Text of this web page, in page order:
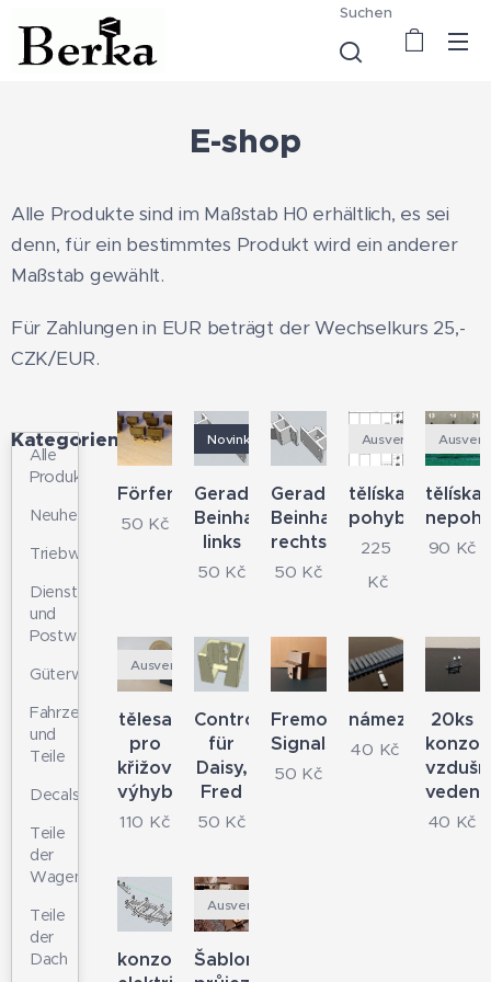
Suchen
E-shop
Alle Produkte sind im Maßstab H0 erhältlich, es sei
denn, für ein bestimmtes Produkt wird ein anderer
Maßstab gewählt.
Für Zahlungen in EUR beträgt der Wechselkurs 25,-
CZK/EUR.
Kategorien
Alle
Produkte
Neuheiten
Triebwagen
Dienst-
und
Postwagen
Güterwagen
Fahrzeugdetails
und
Teile
Decals
Teile
der
Wagenkasten
Teile
der
Dach
Förferwagen
50 Kč
Gerader
Beinhalter
links
Novinka
50 Kč
Gerader
Beinhalter
rechts
50 Kč
tělíska
pohyblivá
Ausverkauft
225
Kč
tělíska
90 Kč
tělesa
pro
křižovatkové
výhybky
Ausverkauft
110 Kč
Controllerhalter
für
Daisy,
Fred
50 Kč
Fremo
Signalschacht
50 Kč
námezníky
40 Kč
20ks
vedení
40 Kč
konzole
Šablona
Ausverkauft